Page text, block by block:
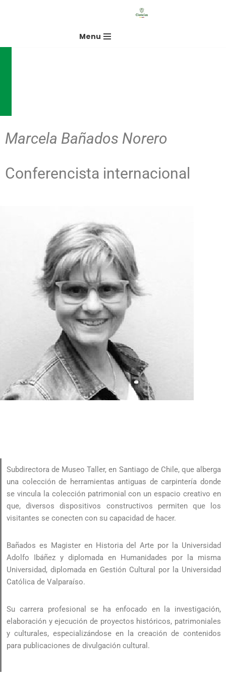
Menu
Marcela Bañados Norero
Conferencista internacional
Subdirectora de Museo Taller, en Santiago de Chile, que alberga
una colección de herramientas antiguas de carpintería donde
se vincula la colección patrimonial con un espacio creativo en
que, diversos dispositivos constructivos permiten que los
visitantes se conecten con su capacidad de hacer.
Bañados es Magister en Historia del Arte por la Universidad
Adolfo Ibáñez y diplomada en Humanidades por la misma
Universidad, diplomada en Gestión Cultural por la Universidad
Católica de Valparaíso.
Su carrera profesional se ha enfocado en la investigación,
elaboración y ejecución de proyectos históricos, patrimoniales
y culturales, especializándose en la creación de contenidos
para publicaciones de divulgación cultural.